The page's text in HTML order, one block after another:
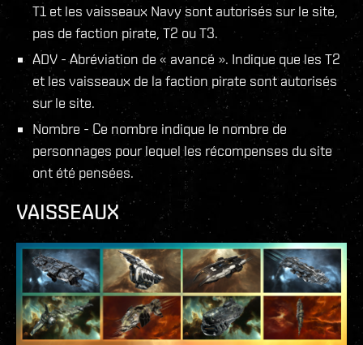
T1 et les vaisseaux Navy sont autorisés sur le site,
pas de faction pirate, T2 ou T3.
ADV - Abréviation de « avancé ». Indique que les T2
et les vaisseaux de la faction pirate sont autorisés
sur le site.
Nombre - Ce nombre indique le nombre de
personnages pour lequel les récompenses du site
ont été pensées.
VAISSEAUX